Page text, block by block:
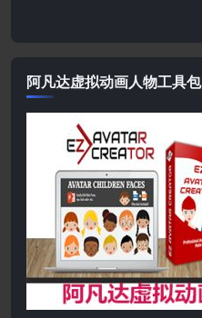
阿凡达虚拟动画人物工具包